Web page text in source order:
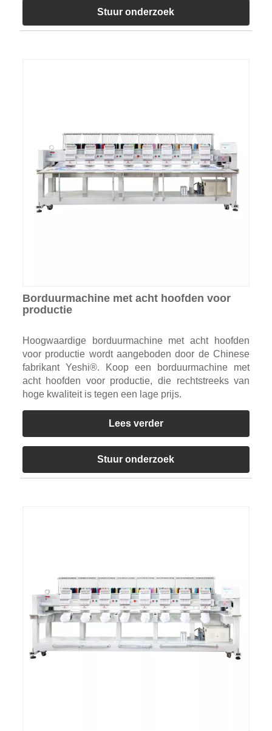
Stuur onderzoek
Borduurmachine met acht hoofden voor
productie
Hoogwaardige borduurmachine met acht hoofden
voor productie wordt aangeboden door de Chinese
fabrikant Yeshi®. Koop een borduurmachine met
acht hoofden voor productie, die rechtstreeks van
hoge kwaliteit is tegen een lage prijs.
Lees verder
Stuur onderzoek